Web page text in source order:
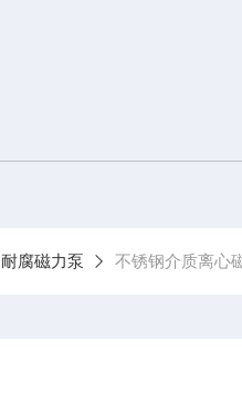
耐腐磁力泵 不锈钢介质离心